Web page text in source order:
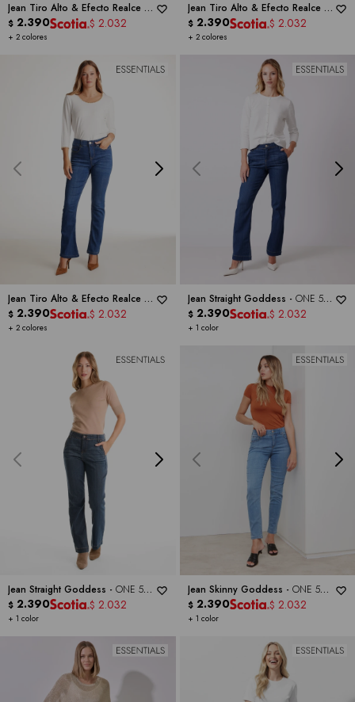
Jean Tiro Alto & Efecto Realce -
ONE 5 ONE
+ 2 colores
$ 2.390 $ 2.032
Jean Tiro Alto & Efecto Realce -
ONE 5 ONE
+ 2 colores
$ 2.390 $ 2.032
Jean Tiro Alto & Efecto Realce -
ONE 5 ONE
+ 2 colores
$ 2.390 $ 2.032
Jean Straight Goddess - ONE 5
ONE
+ 1 color
$ 2.390 $ 2.032
Jean Straight Goddess - ONE 5
ONE
+ 1 color
$ 2.390 $ 2.032
Jean Skinny Goddess - ONE 5
ONE
+ 1 color
$ 2.390 $ 2.032